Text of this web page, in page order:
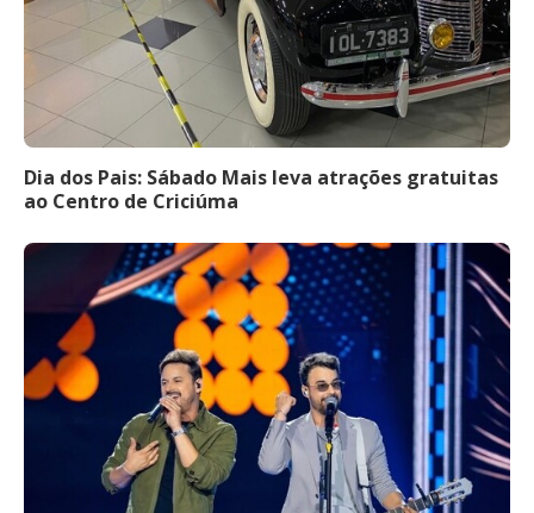
Dia dos Pais: Sábado Mais leva atrações gratuitas
ao Centro de Criciúma